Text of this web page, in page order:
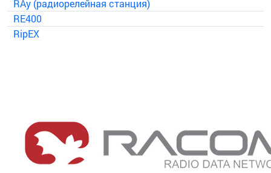
RAy (радиорелейная станция)
RE400
RipEX